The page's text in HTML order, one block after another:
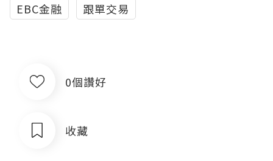
EBC金融
跟單交易
0個讚好
收藏